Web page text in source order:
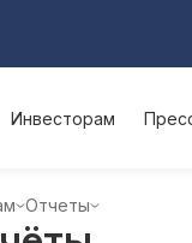
Инвесторам
Отчеты